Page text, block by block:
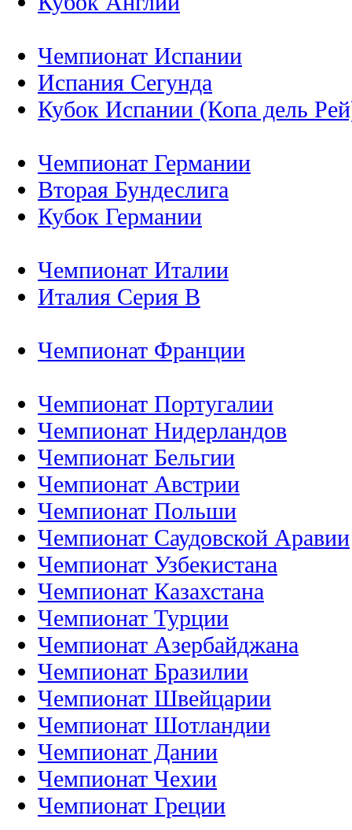
Чемпионат Испании
Испания Сегунда
Кубок Испании (Копа дель
Чемпионат Германии
Вторая Бундеслига
Кубок Германии
Чемпионат Италии
Италия Серия B
Чемпионат Франции
Чемпионат Португалии
Чемпионат Нидерландов
Чемпионат Бельгии
Чемпионат Австрии
Чемпионат Польши
Чемпионат Саудовской Аравии
Чемпионат Узбекистана
Чемпионат Казахстана
Чемпионат Турции
Чемпионат Азербайджана
Чемпионат Бразилии
Чемпионат Швейцарии
Чемпионат Шотландии
Чемпионат Дании
Чемпионат Чехии
Чемпионат Греции